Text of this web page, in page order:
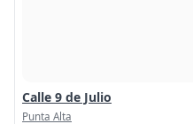
Calle 9 de Julio
Punta Alta